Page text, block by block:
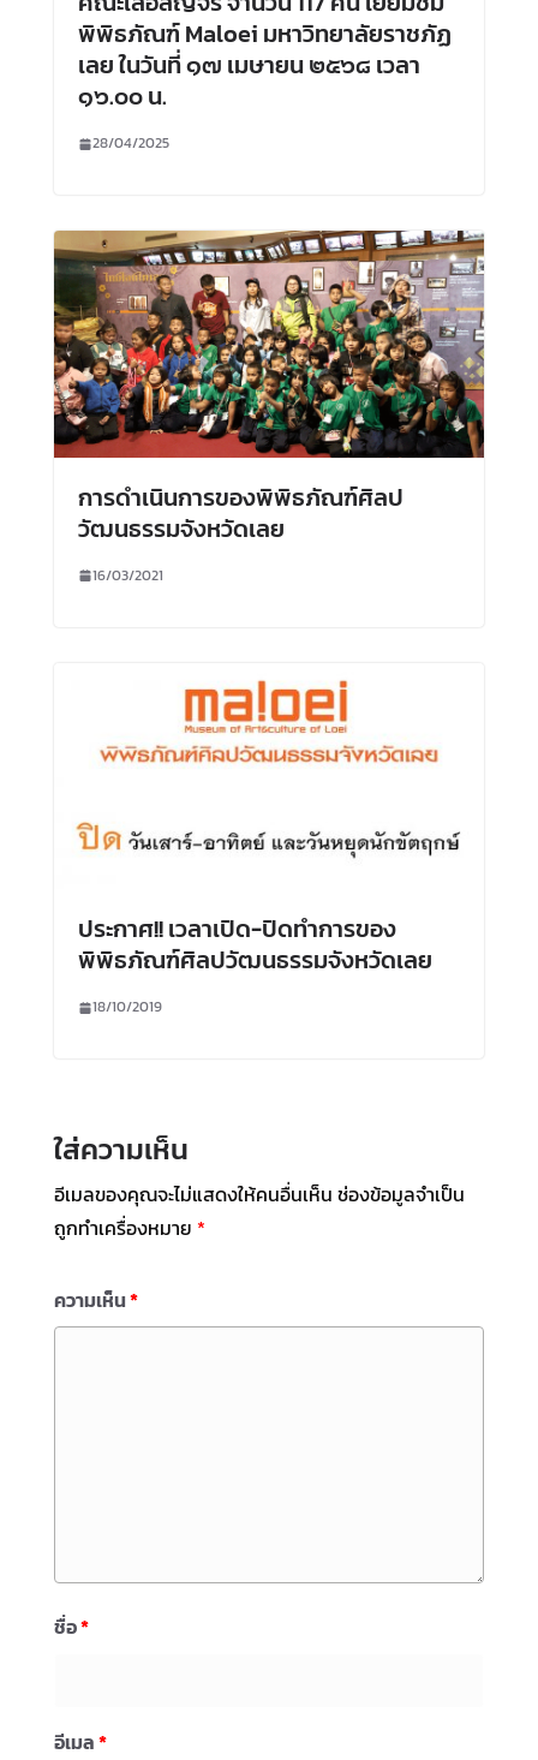
พิพิธภัณฑ์ Maloei มหาวิทยาลัยราชภัฏ
เลย ในวันที่ ๑๗ เมษายน ๒๕๖๘ เวลา
๑๖.๐๐ น.
28/04/2025
การดำเนินการของพิพิธภัณฑ์ศิลป
วัฒนธรรมจังหวัดเลย
16/03/2021
ประกาศ!! เวลาเปิด-ปิดทำการของ
พิพิธภัณฑ์ศิลปวัฒนธรรมจังหวัดเลย
18/10/2019
ใส่ความเห็น
อีเมลของคุณจะไม่แสดงให้คนอื่นเห็น ช่องข้อมูลจำเป็น
ถูกทำเครื่องหมาย *
ความเห็น*
ชื่อ*
อีเมล*